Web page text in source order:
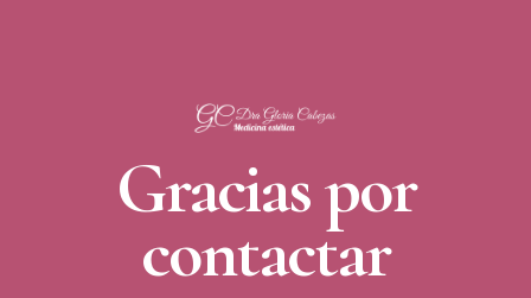
Gracias por
contactar